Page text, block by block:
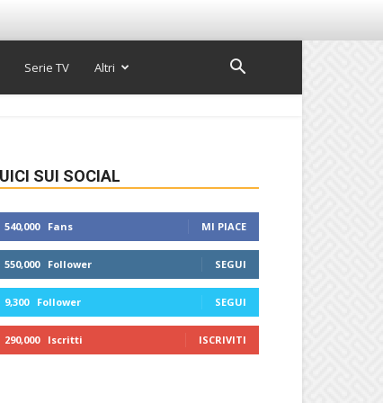
Serie TV Altri
SUI SOCIAL
540,000 Fans MI PIACE
550,000 Follower SEGUI
9,300 Follower SEGUI
290,000 Iscritti ISCRIVITI